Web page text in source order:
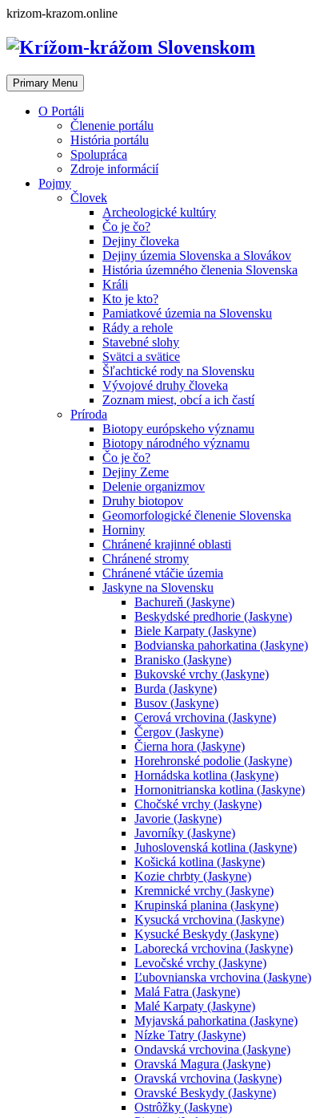
Skip
content
krizom-krazom.online
Primary Menu
O Portáli
Členenie portálu
História portálu
Spolupráca
Zdroje informácií
Pojmy
Človek
Archeologické kultúry
Čo je čo?
Dejiny človeka
Dejiny územia Slovenska a Slovákov
História územného členenia Slovenska
Králi
Kto je kto?
Pamiatkové územia na Slovensku
Rády a rehole
Stavebné slohy
Svätci a svätice
Šľachtické rody na Slovensku
Vývojové druhy človeka
Zoznam miest, obcí a ich častí
Príroda
Biotopy európskeho významu
Biotopy národného významu
Čo je čo?
Dejiny Zeme
Delenie organizmov
Druhy biotopov
Geomorfologické členenie Slovenska
Horniny
Chránené krajinné oblasti
Chránené stromy
Chránené vtáčie územia
Jaskyne na Slovensku
Bachureň (Jaskyne)
Beskydské predhorie (Jaskyne)
Biele Karpaty (Jaskyne)
Bodvianska pahorkatina (Jaskyne)
Branisko (Jaskyne)
Bukovské vrchy (Jaskyne)
Burda (Jaskyne)
Busov (Jaskyne)
Cerová vrchovina (Jaskyne)
Čergov (Jaskyne)
Čierna hora (Jaskyne)
Horehronské podolie (Jaskyne)
Hornádska kotlina (Jaskyne)
Hornonitrianska kotlina (Jaskyne)
Chočské vrchy (Jaskyne)
Javorie (Jaskyne)
Javorníky (Jaskyne)
Juhoslovenská kotlina (Jaskyne)
Košická kotlina (Jaskyne)
Kozie chrbty (Jaskyne)
Kremnické vrchy (Jaskyne)
Krupinská planina (Jaskyne)
Kysucká vrchovina (Jaskyne)
Kysucké Beskydy (Jaskyne)
Laborecká vrchovina (Jaskyne)
Levočské vrchy (Jaskyne)
Ľubovnianska vrchovina (Jaskyne)
Malá Fatra (Jaskyne)
Malé Karpaty (Jaskyne)
Myjavská pahorkatina (Jaskyne)
Nízke Tatry (Jaskyne)
Ondavská vrchovina (Jaskyne)
Oravská Magura (Jaskyne)
Oravská vrchovina (Jaskyne)
Oravské Beskydy (Jaskyne)
Ostrôžky (Jaskyne)